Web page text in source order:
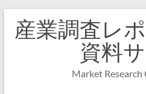
産業調査レ
資料
Market Research